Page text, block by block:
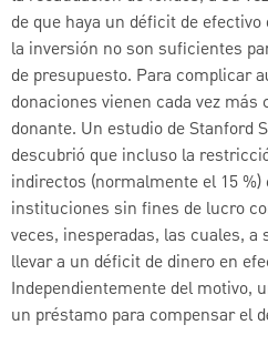
de que haya un déficit de
la inversión no son suficientes
de presupuesto. Para complicar
donaciones vienen cada vez
donante. Un estudio de Stanford
descubrió que incluso la
indirectos (normalmente el 15 %)
instituciones sin fines de lucro
veces, inesperadas, las cuales, a
llevar a un déficit de dinero en
Independientemente del motivo,
un préstamo para compensar el